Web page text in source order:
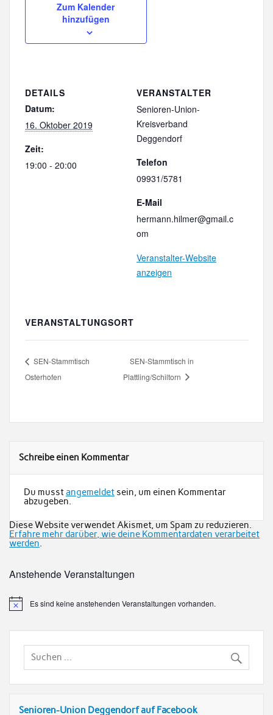
Zum Kalender
hinzufügen
DETAILS
Datum:
16. Oktober 2019
Zeit:
19:00 - 20:00
VERANSTALTER
Senioren-Union-
Kreisverband
Deggendorf
Telefon
09931/5781
E-Mail
hermann.hilmer@gmail.c
om
Veranstalter-Website
anzeigen
VERANSTALTUNGSORT
SEN-Stammtisch
Osterhofen
SEN-Stammtisch in
Plattling/Schiltorn
Schreibe einen Kommentar
Du musstangemeldetsein, um einen Kommentar
abzugeben.
Diese Website verwendet Akismet, um Spam zu reduzieren.
Erfahre mehr darüber, wie deine Kommentardaten verarbeitet
werden.
Anstehende Veranstaltungen
Es sind keine anstehenden Veranstaltungen vorhanden.
Senioren-Union Deggendorf auf Facebook